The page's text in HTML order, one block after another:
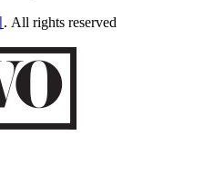
. All rights reserved